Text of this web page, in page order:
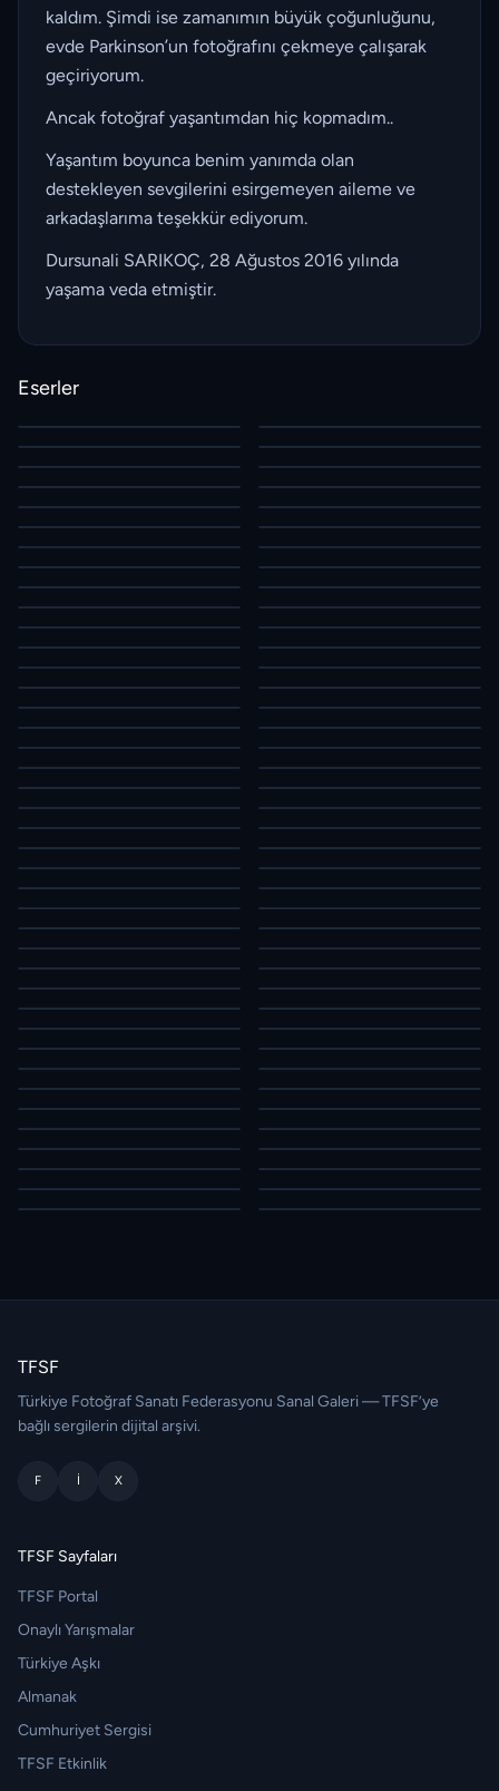
kaldım. Şimdi ise zamanımın büyük çoğunluğunu,
evde Parkinson’un fotoğrafını çekmeye çalışarak
geçiriyorum.
Ancak fotoğraf yaşantımdan hiç kopmadım..
Yaşantım boyunca benim yanımda olan
destekleyen sevgilerini esirgemeyen aileme ve
arkadaşlarıma teşekkür ediyorum.
Dursunali SARIKOÇ, 28 Ağustos 2016 yılında
yaşama veda etmiştir.
Eserler
TFSF
Türkiye Fotoğraf Sanatı Federasyonu Sanal Galeri — TFSF’ye
bağlı sergilerin dijital arşivi.
F I X
TFSF Sayfaları
TFSF Portal
Onaylı Yarışmalar
Türkiye Aşkı
Almanak
Cumhuriyet Sergisi
TFSF Etkinlik